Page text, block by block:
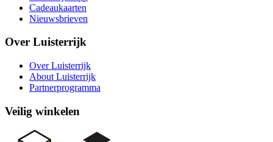
Cadeaukaarten
Nieuwsbrieven
Over Luisterrijk
Over Luisterrijk
About Luisterrijk
Partnerprogramma
Veilig winkelen